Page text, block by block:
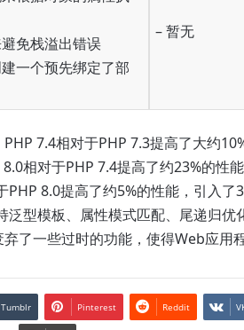
免栈溢出错误
一个预先绑定了部
– 暂无
7.4相对于PHP 7.3提高了大约
相对于PHP 7.4提高了约23%的性
8.0提高了约5%的性能，引入
型模板、属性模式匹配、尾递归优
了一些过时的功能，使得Web应用
Tumblr Pinterest Reddit